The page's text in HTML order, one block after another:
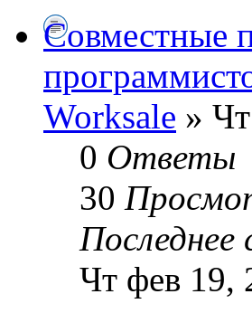
Совместные
Worksale »
0 Ответы
30
Чт фев 19,